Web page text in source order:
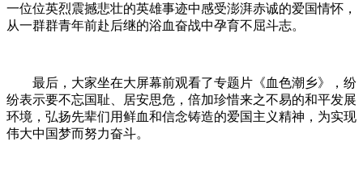
一位位英烈震撼悲壮的英雄事迹中感受澎湃赤诚的爱国情怀，
从一群群青年前赴后继的浴血奋战中孕育不屈斗志。
最后，大家坐在大屏幕前观看了专题片《血色潮乡》，纷
纷表示要不忘国耻、居安思危，倍加珍惜来之不易的和平发展
环境，弘扬先辈们用鲜血和信念铸造的爱国主义精神，为实现
伟大中国梦而努力奋斗。